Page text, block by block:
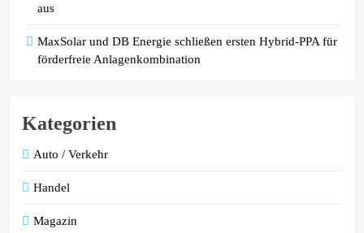
aus
MaxSolar und DB Energie schließen ersten Hybrid-PPA für
förderfreie Anlagenkombination
Kategorien
Auto / Verkehr
Handel
Magazin